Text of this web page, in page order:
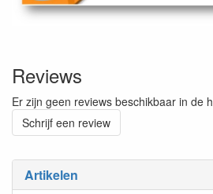
Artikelen
Reviews
Er zijn geen reviews beschikbaar in de
Schrijf een review